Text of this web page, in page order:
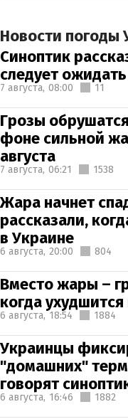
Новости погоды
Синоптик
следует
7 августа, 08:00 11
Грозы
фоне сильной
августа
7 августа, 06:21 1538
Жара начнет
рассказали,
в Украине
6 августа, 20:00 804
Вместо жары –
когда ухудшится
6 августа, 18:54 1884
Украинцы
"домашних"
говорят
6 августа, 16:46 1882